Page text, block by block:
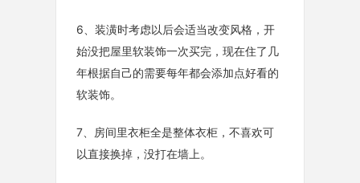
6、装潢时考虑以后会适当改变风格，开
始没把屋里软装饰一次买完，现在住了几
年根据自己的需要每年都会添加点好看的
软装饰。
7、房间里衣柜全是整体衣柜，不喜欢可
以直接换掉，没打在墙上。